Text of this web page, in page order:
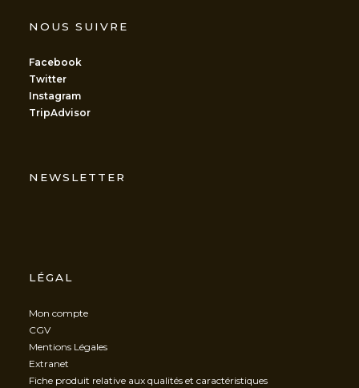
NOUS SUIVRE
Facebook
Twitter
Instagram
TripAdvisor
NEWSLETTER
LÉGAL
Mon compte
CGV
Mentions Légales
Extranet
Fiche produit relative aux qualités et caractéristiques